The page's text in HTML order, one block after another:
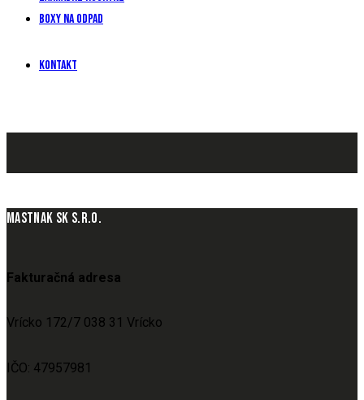
Boxy na odpad
Kontakt
MASTNAK SK S.R.O.
Fakturačná adresa
Vrícko 172/7 038 31 Vrícko
IČO: 47957981